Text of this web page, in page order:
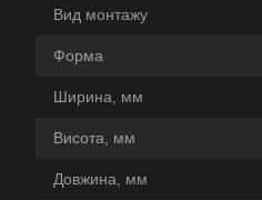
Вид монтажу
Форма
Ширина, мм
Висота, мм
Довжина, мм